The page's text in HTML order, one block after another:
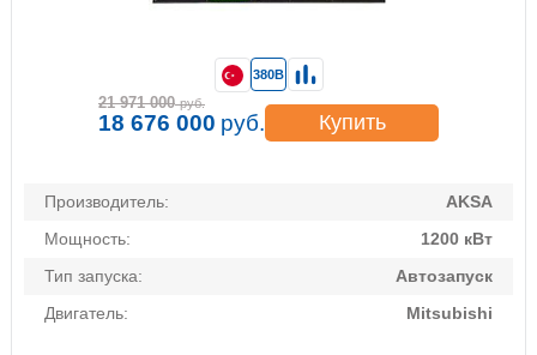
Производитель:
AKSA
Мощность:
1200 кВт
Тип запуска:
Автозапуск
Двигатель:
Mitsubishi
380В
21 971 000 руб.
18 676 000 руб. Купить